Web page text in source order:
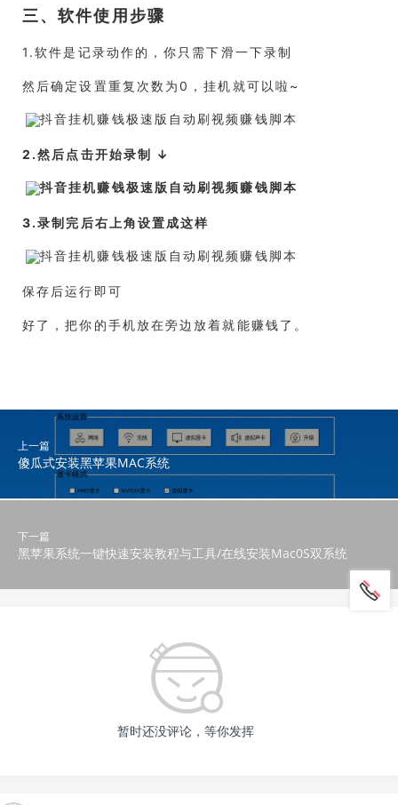
三、软件使用步骤
1.软件是记录动作的，你只需下滑一下录制
然后确定设置重复次数为0，挂机就可以啦~
2.然后点击开始录制 ↓
3.录制完后右上角设置成这样
保存后运行即可
好了，把你的手机放在旁边放着就能赚钱了。
上一篇
傻瓜式安装黑苹果MAC系统
下一篇
黑苹果系统一键快速安装教程与工具/在线安装Mac0S双系统
暂时还没评论，等你发挥